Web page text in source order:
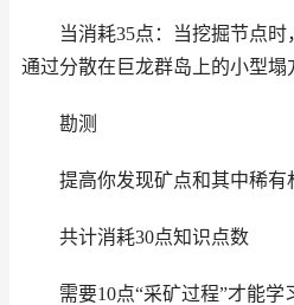
当消耗35点：当挖掘节点时
通过分散在巨龙群岛上的小型塌
勘测
提高你发现矿点和其中稀有
共计消耗30点知识点数
需要10点“采矿过程”才能学